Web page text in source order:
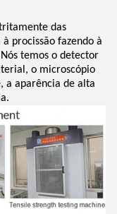
das
procissão fazendo à
temos o detector
o microscópio
a aparência de alta